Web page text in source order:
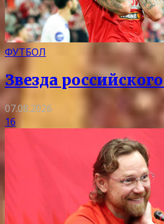
ФУТБОЛ
Звезда
07.08.2026
16